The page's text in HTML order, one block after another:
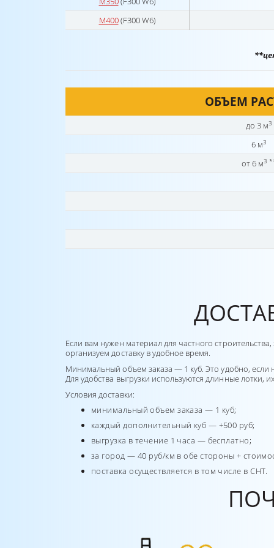
М400(F300 W6)
ОБЪЕМ
до 3 м3
6 м3
от 6 м3
Если вам нужен материал для частного
организуем доставку в удобное время.
Минимальный объем заказа — 1 куб. Это удобно, если
Для удобства выгрузки используются длинные лотки,
Условия доставки:
минимальный объем заказа — 1 куб;
каждый дополнительный куб — +500 руб;
выгрузка в течение 1 часа — бесплатно;
за город — 40 руб/км в обе стороны +
поставка осуществляется в том числе в СНТ.